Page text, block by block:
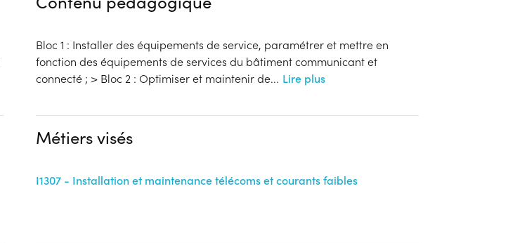
Bloc 1 : Installer des équipements de service, paramétrer et mettre en
fonction des équipements de services du bâtiment communicant et
connecté ; > Bloc 2 : Optimiser et maintenir de... Lire plus
Métiers visés
I1307 - Installation et maintenance télécoms et courants faibles